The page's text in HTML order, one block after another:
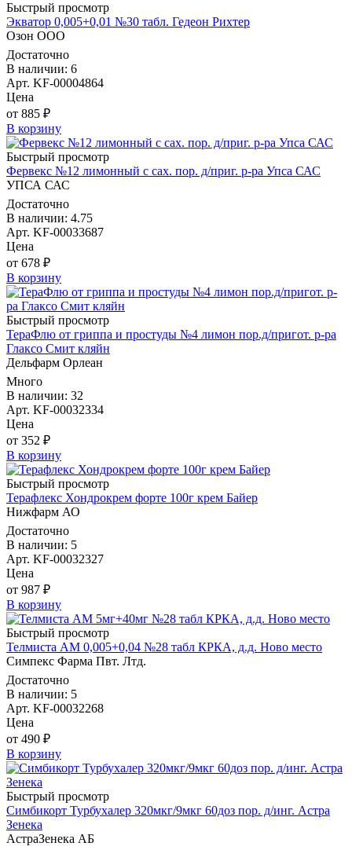
Быстрый просмотр
Экватор 0,005+0,01 №30 табл. Гедеон Рихтер
Озон ООО
Достаточно
В наличии: 6
Арт. KF-00004864
Цена
от 885 ₽
В корзину
Быстрый просмотр
Фервекс №12 лимонный с сах. пор. д/приг. р-ра Упса САС
УПСА САС
Достаточно
В наличии: 4.75
Арт. KF-00033687
Цена
от 678 ₽
В корзину
Быстрый просмотр
ТераФлю от гриппа и простуды №4 лимон пор.д/пригот. р-ра
Глаксо Смит кляйн
Дельфарм Орлеан
Много
В наличии: 32
Арт. KF-00032334
Цена
от 352 ₽
В корзину
Быстрый просмотр
Терафлекс Хондрокрем форте 100г крем Байер
Нижфарм АО
Достаточно
В наличии: 5
Арт. KF-00032327
Цена
от 987 ₽
В корзину
Быстрый просмотр
Телмиста АМ 0,005+0,04 №28 табл КРКА, д.д. Ново место
Симпекс Фарма Пвт. Лтд.
Достаточно
В наличии: 5
Арт. KF-00032268
Цена
от 490 ₽
В корзину
Быстрый просмотр
Симбикорт Турбухалер 320мкг/9мкг 60доз пор. д/инг. Астра
Зенека
АстраЗенека АБ